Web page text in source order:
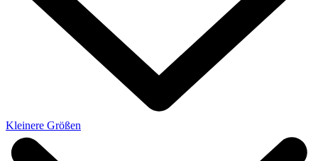
Kleinere Größen